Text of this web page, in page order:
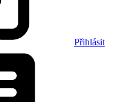
Přihlásit